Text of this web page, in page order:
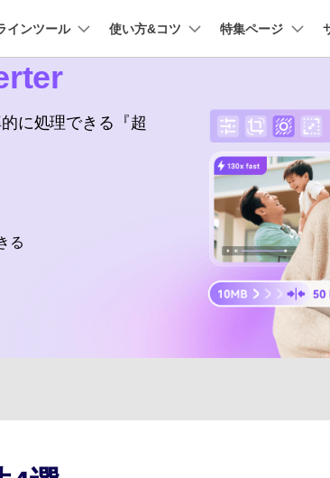
PDF編集 データ
データ復
Repairit
動画・写
Dr.Fone
スマート
スマホ
子供の
育・パートナー
作図＆製図 動画編集＆変換
UniConverter
企業情報 プラン＆価格
UniConverter-動画変換ソフト
AI 画像補正 >
シーン検出 >
透かし編集 >
ボイスチェンジャー
インツール
オンライン動画圧縮ツール
オンライン動画変換ツール
動画・音声・画像の無料変換
Hot
使い方&コツ 特集ページ
に処理できる『超
る